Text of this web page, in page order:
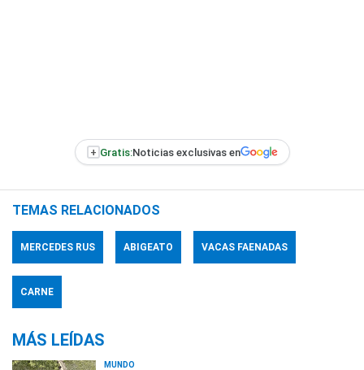
+ Gratis:Noticias exclusivas en
TEMAS RELACIONADOS
MERCEDES RUS ABIGEATO VACAS FAENADAS
CARNE
MÁS LEÍDAS
MUNDO